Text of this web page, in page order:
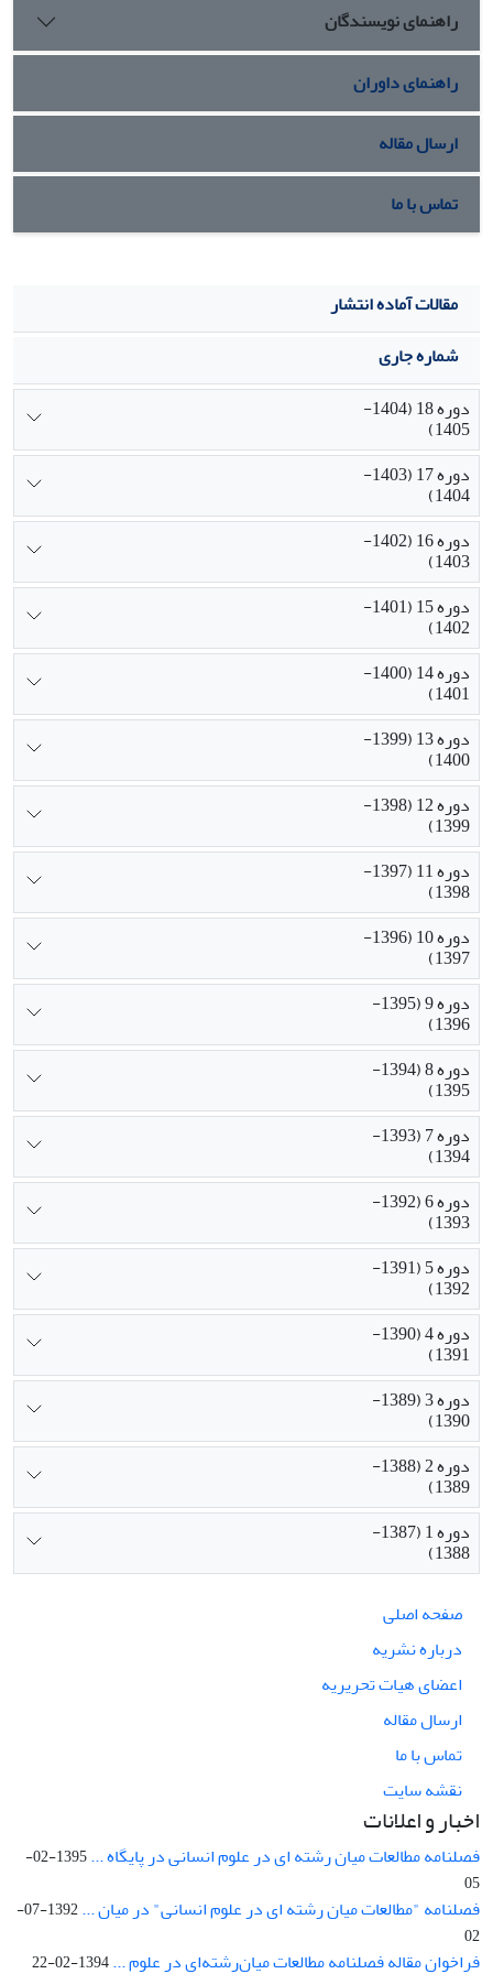
راهنمای نویسندگان
راهنمای داوران
ارسال مقاله
تماس با ما
مقالات آماده انتشار
شماره جاری
دوره 18 (1404-
1405)
دوره 17 (1403-
1404)
دوره 16 (1402-
1403)
دوره 15 (1401-
1402)
دوره 14 (1400-
1401)
دوره 13 (1399-
1400)
دوره 12 (1398-
1399)
دوره 11 (1397-
1398)
دوره 10 (1396-
1397)
دوره 9 (1395-
1396)
دوره 8 (1394-
1395)
دوره 7 (1393-
1394)
دوره 6 (1392-
1393)
دوره 5 (1391-
1392)
دوره 4 (1390-
1391)
دوره 3 (1389-
1390)
دوره 2 (1388-
1389)
دوره 1 (1387-
1388)
صفحه اصلی
درباره نشریه
اعضای هیات تحریریه
ارسال مقاله
تماس با ما
نقشه سایت
اخبار و اعلانات
فصلنامه مطالعات میان رشته ای در علوم انسانی در پایگاه ...
1395-02-
05
فصلنامه "مطالعات میان رشته ای در علوم انسانی" در میان ...
1392-07-
02
فراخوان مقاله فصلنامه مطالعات میان‌رشته‌ای در علوم ...1394-02-22